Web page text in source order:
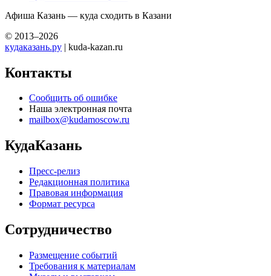
Афиша Казань — куда сходить в Казани
© 2013–2026
кудаказань.ру | kuda-kazan.ru
Контакты
Сообщить об ошибке
Наша электронная почта
mailbox@kudamoscow.ru
КудаКазань
Пресс-релиз
Редакционная политика
Правовая информация
Формат ресурса
Сотрудничество
Размещение событий
Требования к материалам